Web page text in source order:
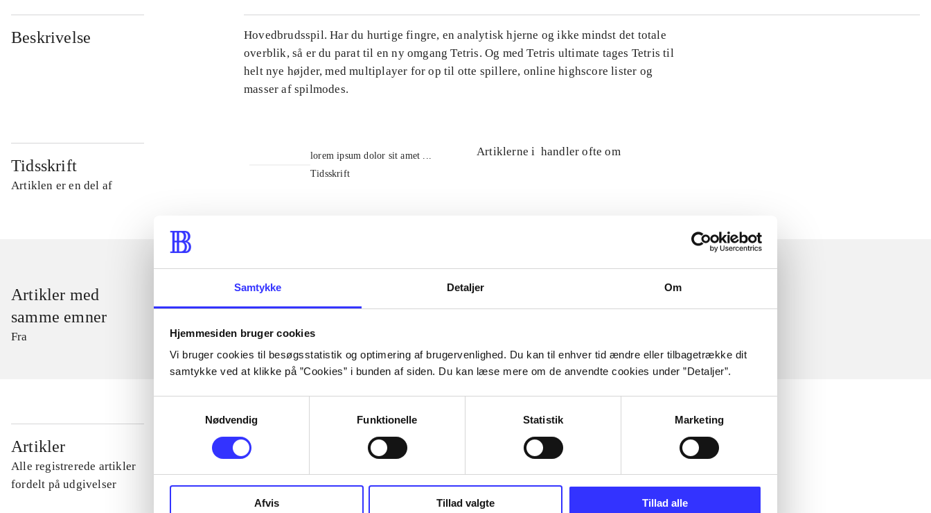
Samtykke Detaljer Om
Hjemmesiden bruger cookies
Vi bruger cookies til besøgsstatistik og optimering af brugervenlighed. Du kan til enhver tid ændre eller tilbagetrække dit
samtykke ved at klikke på ”Cookies” i bunden af siden. Du kan læse mere om de anvendte cookies under ”Detaljer”.
Nødvendig
Funktionelle Statistik Marketing
Afvis Tillad valgte Tillad alle
Beskrivelse
Hovedbrudsspil. Har du hurtige fingre, en analytisk hjerne og ikke mindst det totale
overblik, så er du parat til en ny omgang Tetris. Og med Tetris ultimate tages Tetris til
helt nye højder, med multiplayer for op til otte spillere, online highscore lister og
masser af spilmodes.
Tidsskrift
Artiklen er en del af
lorem ipsum dolor sit amet ...
Tidsskrift
Artiklerne i handler ofte om
Artikler med
samme emner
Fra
Artikler
Alle registrerede artikler
fordelt på udgivelser
...